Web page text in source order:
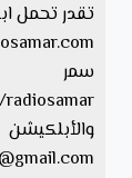
تقدر تحمل
سمر
والأبلكيشن